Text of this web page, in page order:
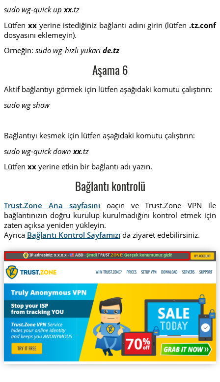
sudo wg-quick upxx.tz
Lütfen xxyerine istediğiniz bağlantı adını girin (lütfen .tz.conf
dosyasını eklemeyin).
Örneğin: sudo wg-hızlı yukarı de.tz
Aşama 6
Aktif bağlantıyı görmek için lütfen aşağıdaki komutu çalıştırın:
sudo wg show
Bağlantıyı kesmek için lütfen aşağıdaki komutu çalıştırın:
sudo wg-quick down xx.tz
Lütfen xxyerine etkin bir bağlantı adı yazın.
Bağlantı kontrolü
Trust.Zone Ana sayfasını oaçın ve Trust.Zone VPN ile
bağlantınızın doğru kurulup kurulmadığını kontrol etmek için
zaten açıksa yeniden yükleyin.
Ayrıca Bağlantı Kontrol Sayfamızı da ziyaret edebilirsiniz.
IP adresiniz: x.x.x.x · ABD ·ŞimdiTRUST.ZONE! Gerçek konumunuz gizli!